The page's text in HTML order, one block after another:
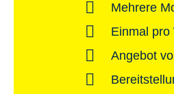
Mehrere
Einmal pro
Angebot